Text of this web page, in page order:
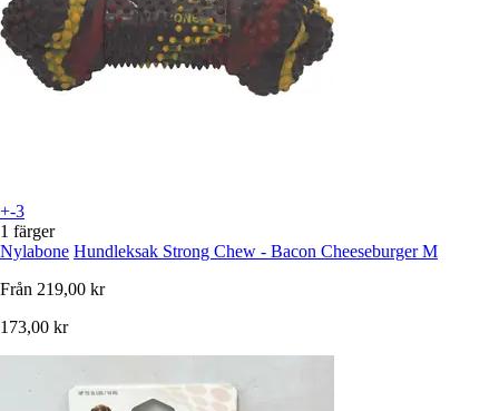
+-3
1 färger
Nylabone Hundleksak Strong Chew - Bacon Cheeseburger M
Från 219,00 kr
173,00 kr